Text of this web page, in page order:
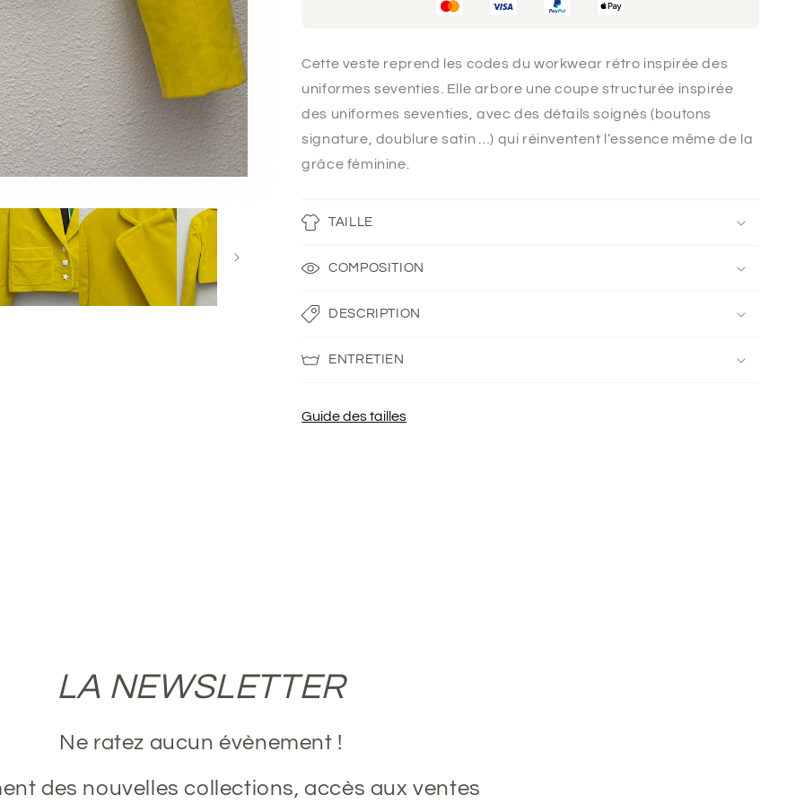
Beauté
Cette veste reprend les codes du workwear rétro inspirée des
uniformes seventies. Elle arbore une coupe structurée inspirée
des uniformes seventies, avec des détails soignés (boutons
signature, doublure satin …) qui réinventent l’essence même de la
grâce féminine.
TAILLE
COMPOSITION
DESCRIPTION
ENTRETIEN
Guide des tailles
LA NEWSLETTER
Ne ratez aucun évènement !
des nouvelles collections, accès aux ventes